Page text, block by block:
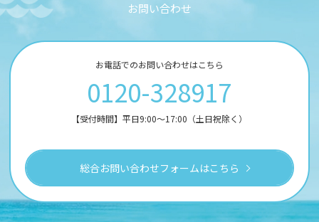
お問い合わせ
お電話でのお問い合わせはこちら
0120-328917
【受付時間】平日9:00～17:00（土日祝除く）
総合お問い合わせフォームはこちら